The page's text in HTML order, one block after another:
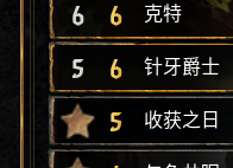
6 6 克特
5 6 针牙爵士
5 收获之日